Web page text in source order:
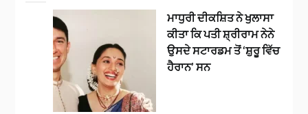
ਮਾਧੁਰੀ ਦੀਕਸ਼ਿਤ ਨੇ ਖੁਲਾਸਾ
ਕੀਤਾ ਕਿ ਪਤੀ ਸ਼੍ਰੀਰਾਮ ਨੇਨੇ
ਉਸਦੇ ਸਟਾਰਡਮ ਤੋਂ ‘ਸ਼ੁਰੂ ਵਿੱਚ
ਹੈਰਾਨ’ ਸਨ